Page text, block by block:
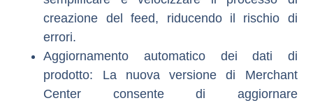
creazione del feed, riducendo il rischio di
errori.
Aggiornamento automatico dei dati di
prodotto: La nuova versione di Merchant
Center consente di aggiornare